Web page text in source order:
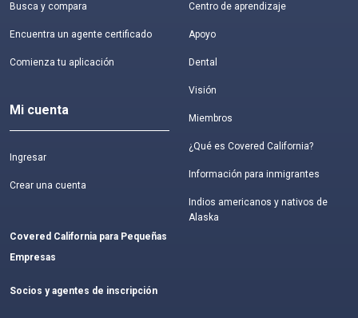
Busca y compara
Encuentra un agente certificado
Comienza tu aplicación
Mi cuenta
Ingresar
Crear una cuenta
Covered California para Pequeñas
Empresas
Socios y agentes de inscripción
Centro de aprendizaje
Apoyo
Dental
Visión
Miembros
¿Qué es Covered California?
Información para inmigrantes
Indios americanos y nativos de
Alaska